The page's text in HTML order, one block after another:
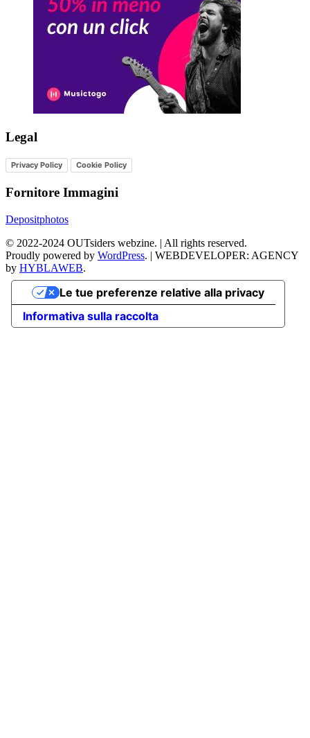
Legal
Privacy Policy Cookie Policy
Fornitore Immagini
Depositphotos
© 2022-2024 OUTsiders webzine. | All rights reserved.
Proudly powered by WordPress. | WEBDEVELOPER: AGENCY
by HYBLAWEB.
Informativa sulla raccolta
Le tue preferenze relative alla privacy